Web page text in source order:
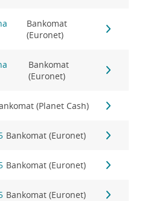
Bankomat
(Euronet)
Bankomat
(Euronet)
(Planet Cash)
Bankomat (Euronet)
Bankomat (Euronet)
Bankomat (Euronet)